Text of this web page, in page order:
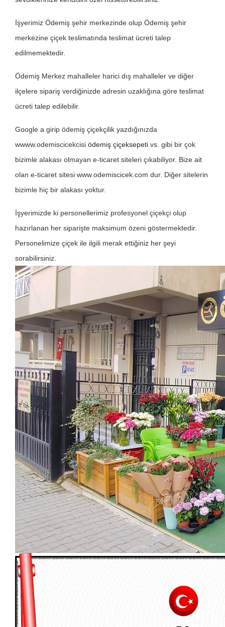
İşyerimiz Ödemiş şehir merkezinde olup Ödemiş şehir
merkezine çiçek teslimatında teslimat ücreti talep
edilmemektedir.
Ödemiş Merkez mahalleler harici dış mahalleler ve diğer
ilçelere sipariş verdiğinizde adresin uzaklığına göre teslimat
ücreti talep edilebilir.
Google a girip ödemiş çiçekçilik yazdığınızda
wwww.odemiscicekcisi ödemiş çiçeksepeti vs. gibi bir çok
bizimle alakası olmayan e-ticaret siteleri çıkabiliyor. Bize ait
olan e-ticaret sitesi www.odemiscicek.com dur. Diğer sitelerin
bizimle hiç bir alakası yoktur.
İşyerimizde ki personellerimiz profesyonel çiçekçi olup
hazırlanan her siparişte maksimum özeni göstermektedir.
Personelimize çiçek ile ilgili merak ettiğiniz her şeyi
sorabilirsiniz.